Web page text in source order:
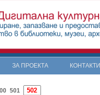
ЗА ПРОЕКТА КОНТАКТИ
501